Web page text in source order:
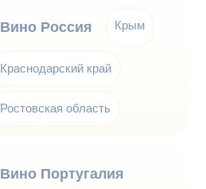
Вино Россия Крым
Краснодарский край
Ростовская область
Вино Португалия